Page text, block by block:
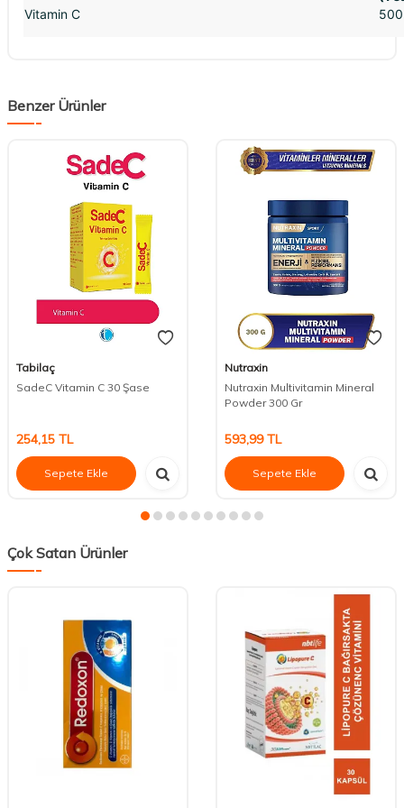
Vitamin C
Benzer Ürünler
Tabilaç
SadeC Vitamin C 30 Şase
254,15 TL
Sepete Ekle
Nutraxin
Nutraxin Multivitamin Mineral
Powder 300 Gr
593,99TL
Sepete Ekle
Çok Satan Ürünler